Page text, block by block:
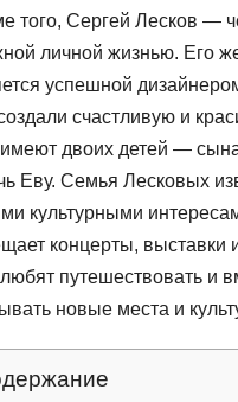
того, Сергей Лесков —
личной жизнью. Его
успешной
счастливую и
двоих детей —
Еву. Семья Лесковых
культурными
концерты, выставки
путешествовать и
новые места и